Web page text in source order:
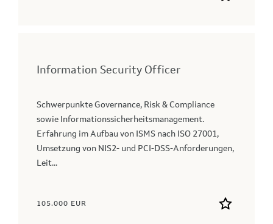
Information Security Officer
Schwerpunkte Governance, Risk & Compliance
sowie Informationssicherheitsmanagement.
Erfahrung im Aufbau von ISMS nach ISO 27001,
Umsetzung von NIS2- und PCI-DSS-Anforderungen,
Leit...
105.000 EUR